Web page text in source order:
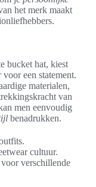
het merk maakt
bucket hat, kiest
een statement.
materialen,
van
men eenvoudig
benadrukken.
cultuur.
verschillende